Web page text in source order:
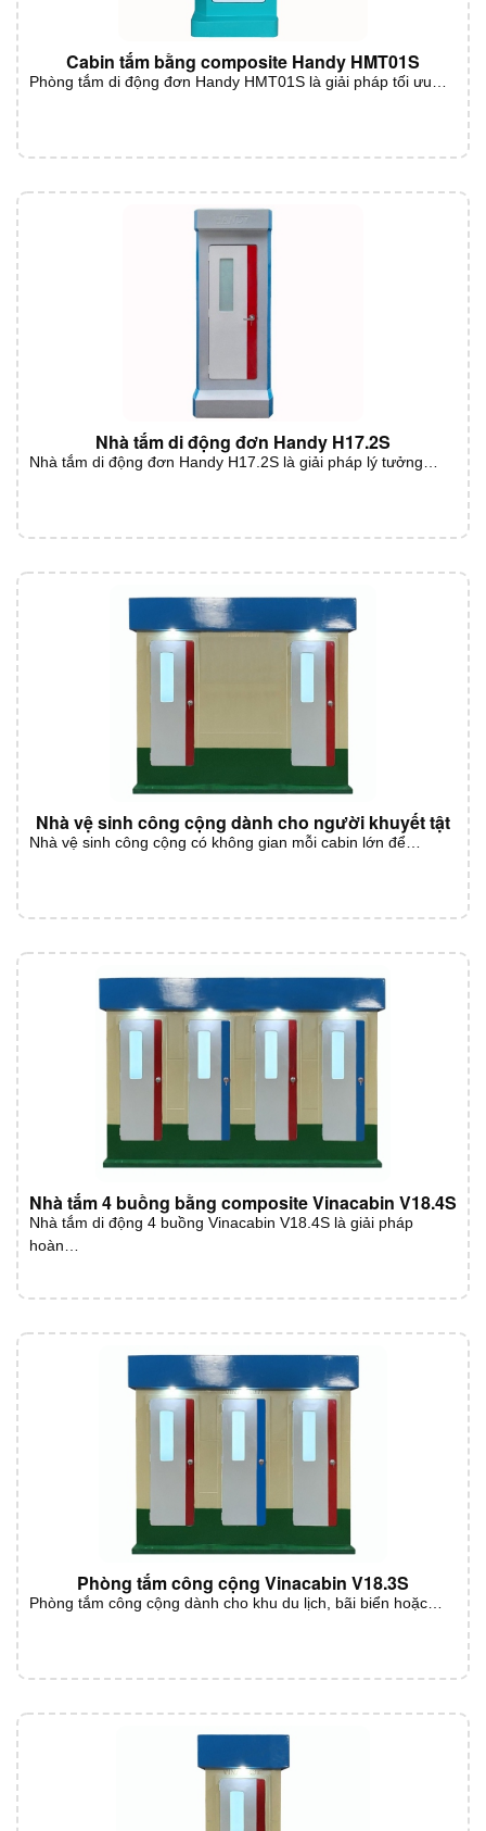
Cabin tắm bằng composite Handy HMT01S
Phòng tắm di động đơn Handy HMT01S là giải pháp tối ưu…
Nhà tắm di động đơn Handy H17.2S
Nhà tắm di động đơn Handy H17.2S là giải pháp lý tưởng…
Nhà vệ sinh công cộng dành cho người khuyết tật
Nhà vệ sinh công cộng có không gian mỗi cabin lớn để…
Nhà tắm 4 buồng bằng composite Vinacabin V18.4S
Nhà tắm di động 4 buồng Vinacabin V18.4S là giải pháp
hoàn…
Phòng tắm công cộng Vinacabin V18.3S
Phòng tắm công cộng dành cho khu du lịch, bãi biển hoặc…